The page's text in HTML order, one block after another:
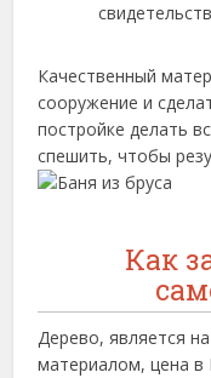
Качественный
сооружение и
постройке делать
спешить, чтобы
Как
Дерево, является
материалом, цена в